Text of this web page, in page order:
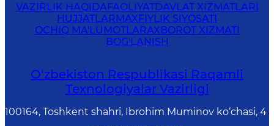
VAZIRLIK HAQIDAFAOLIYATDAVLAT XIZMATLARI
HUJJATLARMAXFIYLIK SIYOSATI
OCHIQ MA'LUMOTLARAXBOROT XIZMATI
BOG'LANISH
O‘zbekiston Respublikasi Raqamli
Texnologiyalar Vazirligi
100164, Toshkent shahri, Ibrohim Muminov ko‘chasi, 4